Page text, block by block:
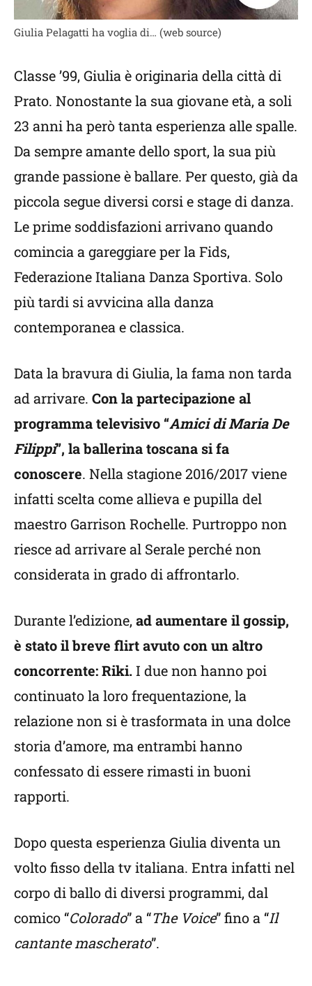
Giulia Pelagatti ha voglia di… (web source)
Classe ’99, Giulia è originaria della città di
Prato. Nonostante la sua giovane età, a soli
23 anni ha però tanta esperienza alle spalle.
Da sempre amante dello sport, la sua più
grande passione è ballare. Per questo, già da
piccola segue diversi corsi e stage di danza.
Le prime soddisfazioni arrivano quando
comincia a gareggiare per la Fids,
Federazione Italiana Danza Sportiva. Solo
più tardi si avvicina alla danza
contemporanea e classica.
Data la bravura di Giulia, la fama non tarda
ad arrivare. Con la partecipazione al
programma televisivo “Amici di Maria De
Filippi”, la ballerina toscana si fa
conoscere. Nella stagione 2016/2017 viene
infatti scelta come allieva e pupilla del
maestro Garrison Rochelle. Purtroppo non
riesce ad arrivare al Serale perché non
considerata in grado di affrontarlo.
Durante l’edizione, ad aumentare il gossip,
è stato il breve flirt avuto con un altro
concorrente: Riki.I due non hanno poi
continuato la loro frequentazione, la
relazione non si è trasformata in una dolce
storia d’amore, ma entrambi hanno
confessato di essere rimasti in buoni
rapporti.
Dopo questa esperienza Giulia diventa un
volto fisso della tv italiana. Entra infatti nel
corpo di ballo di diversi programmi, dal
comico “Colorado” a “The Voice” fino a “Il
cantante mascherato”.